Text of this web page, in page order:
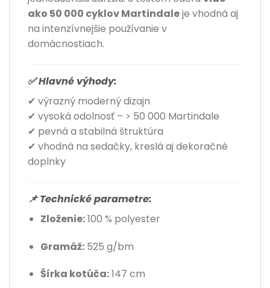
ako 50 000 cyklov Martindaleje vhodná aj
na intenzívnejšie používanie v
domácnostiach.
✅ Hlavné výhody:
✔ výrazný moderný dizajn
✔ vysoká odolnosť – > 50 000 Martindale
✔ pevná a stabilná štruktúra
✔ vhodná na sedačky, kreslá aj dekoračné
doplnky
📌 Technické parametre:
Zloženie:100 % polyester
Gramáž:525 g/bm
Šírka kotúča:147 cm